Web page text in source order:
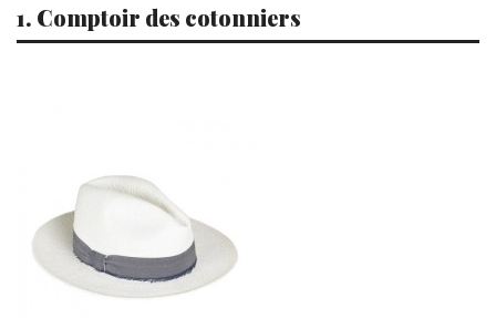
1. Comptoir des cotonniers